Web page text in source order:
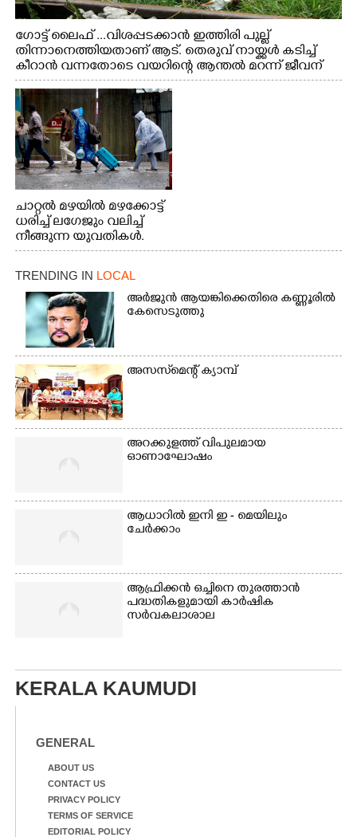
ഗോട്ട് ലൈഫ് ...വിശപ്പടക്കാൻ ഇത്തിരി പുല്ല്
തിന്നാനെത്തിയതാണ് ആട്. തെരുവ് നായ്ക്കൾ കടിച്ച്
കീറാൻ വന്നതോടെ വയറിന്റെ ആന്തൽ മറന്ന് ജീവന്
വേണ്ടിയായി ഓട്ടം. എറണാകുളം വാത്തുരുത്തിയിൽ
നിന്നുള്ള കാഴ്ച
ചാറ്റൽ മഴയിൽ മഴക്കോട്ട്
ധരിച്ച് ലഗേജും വലിച്ച്
നീങ്ങുന്ന യുവതികൾ.
എറണാകുളം മേനകയിൽ
നിന്നുള്ള കാഴ്ച
TRENDING IN LOCAL
അർജുൻ ആയങ്കിക്കെതിരെ കണ്ണൂരിൽ
കേസെടുത്തു
അസസ്‌മെന്റ് ക്യാമ്പ്
അറക്കുളത്ത് വിപുലമായ
ഓണാഘോഷം
ആധാറിൽ ഇനി ഇ - മെയിലും
ചേർക്കാം
ആഫ്രിക്കൻ ഒച്ചിനെ തുരത്താൻ
പദ്ധതികളുമായി കാർഷിക
സർവകലാശാല
KERALA KAUMUDI
GENERAL
ABOUT US
CONTACT US
PRIVACY POLICY
TERMS OF SERVICE
EDITORIAL POLICY